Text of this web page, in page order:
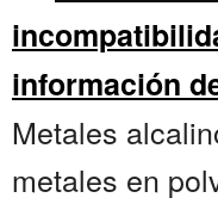
información
Metales
metales en